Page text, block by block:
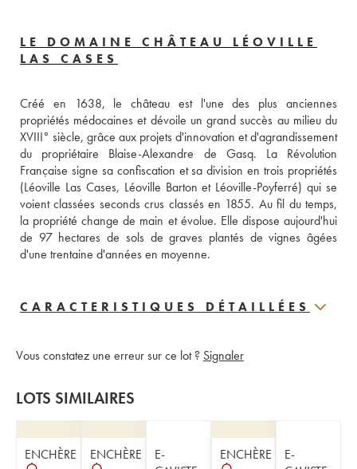
LE DOMAINE CHÂTEAU LÉOVILLE
LAS CASES
Créé en 1638, le château est l'une des plus anciennes
propriétés médocaines et dévoile un grand succès au milieu du
XVIII° siècle, grâce aux projets d'innovation et d'agrandissement
du propriétaire Blaise-Alexandre de Gasq. La Révolution
Française signe sa confiscation et sa division en trois propriétés
(Léoville Las Cases, Léoville Barton et Léoville-Poyferré) qui se
voient classées seconds crus classés en 1855. Au fil du temps,
la propriété change de main et évolue. Elle dispose aujourd'hui
de 97 hectares de sols de graves plantés de vignes âgées
d'une trentaine d'années en moyenne.
CARACTERISTIQUES DÉTAILLÉES
Vous constatez une erreur sur ce lot ? Signaler
LOTS SIMILAIRES
ENCHÈRE ENCHÈRE
E-
ENCHÈRE
E-